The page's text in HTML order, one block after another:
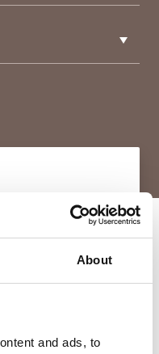
About
and ads, to